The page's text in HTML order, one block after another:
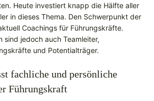
Heute investiert knapp die Hälfte aller
in dieses Thema. Den Schwerpunkt der
Coachings für Führungskräfte.
sind jedoch auch Teamleiter,
und Potentialträger.
fachliche und persönliche
Führungskraft